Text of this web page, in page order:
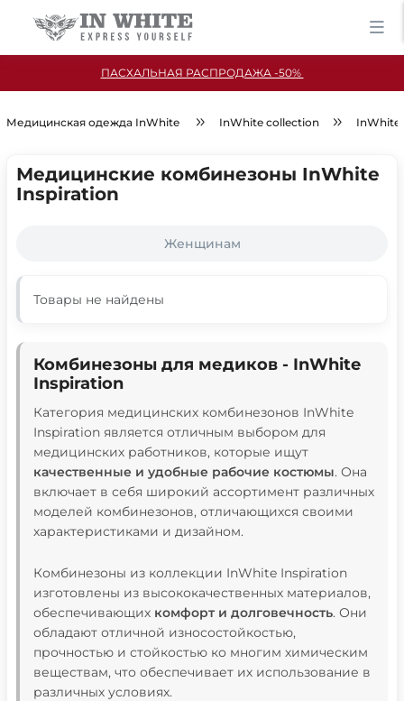
ПАСХАЛЬНАЯ РАСПРОДАЖА -50%
Медицинская одежда InWhite InWhite collection InWhite
Медицинские комбинезоны InWhite
Inspiration
Женщинам
Товары не найдены
Комбинезоны для медиков - InWhite
Inspiration
Категория медицинских комбинезонов InWhite
Inspiration является отличным выбором для
медицинских работников, которые ищут
качественные и удобные рабочие костюмы. Она
включает в себя широкий ассортимент различных
моделей комбинезонов, отличающихся своими
характеристиками и дизайном.
Комбинезоны из коллекции InWhite Inspiration
изготовлены из высококачественных материалов,
обеспечивающих комфорт и долговечность. Они
обладают отличной износостойкостью,
прочностью и стойкостью ко многим химическим
веществам, что обеспечивает их использование в
различных условиях.